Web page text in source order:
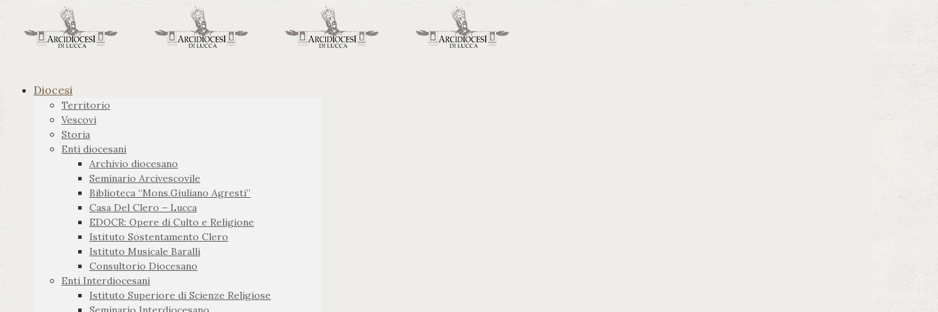
Diocesi
Territorio
Vescovi
Storia
Enti diocesani
Archivio diocesano
Seminario Arcivescovile
Biblioteca “Mons.Giuliano Agresti”
Casa Del Clero – Lucca
EDOCR: Opere di Culto e Religione
Istituto Sostentamento Clero
Istituto Musicale Baralli
Consultorio Diocesano
Enti Interdiocesani
Istituto Superiore di Scienze Religiose